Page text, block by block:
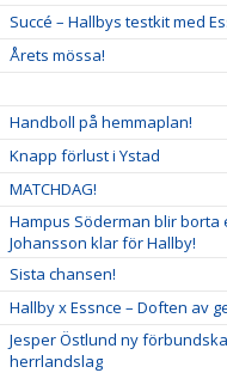
Succé – Hallbys testkit med
Årets mössa!
Handboll på hemmaplan!
Knapp förlust i Ystad
MATCHDAG!
Hampus Söderman blir borta
Johansson klar för Hallby!
Sista chansen!
Hallby x Essnce – Doften av
Jesper Östlund ny
herrlandslag